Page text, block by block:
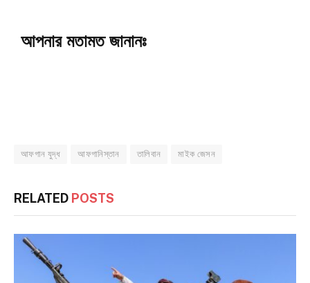
আপনার মতামত জানানঃ
আফগান যুদ্ধ আফগানিস্তান তালিবান মাইক জেসন
RELATED POSTS